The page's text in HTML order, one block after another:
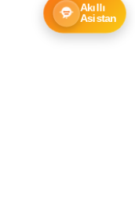
Akıllı
Asistan